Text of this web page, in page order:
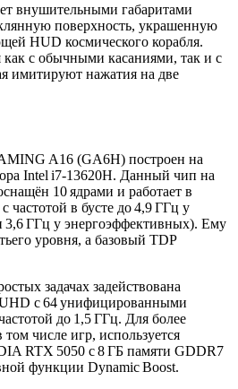
внушительными габаритами
поверхность, украшенную
HUD космического корабля.
как с обычными касаниями, так и с
имитируют нажатия на две
A16 (GA6H) построен на
Intel i7‑13620H. Данный чип на
10 ядрами и работает в
частотой в бусте до 4,9 ГГц у
3,6 ГГц у энергоэффективных). Ему
уровня, а базовый TDP
задачах задействована
с 64 унифицированными
до 1,5 ГГц. Для более
числе игр, используется
RTX 5050 с 8 ГБ памяти GDDR7
функции Dynamic Boost.